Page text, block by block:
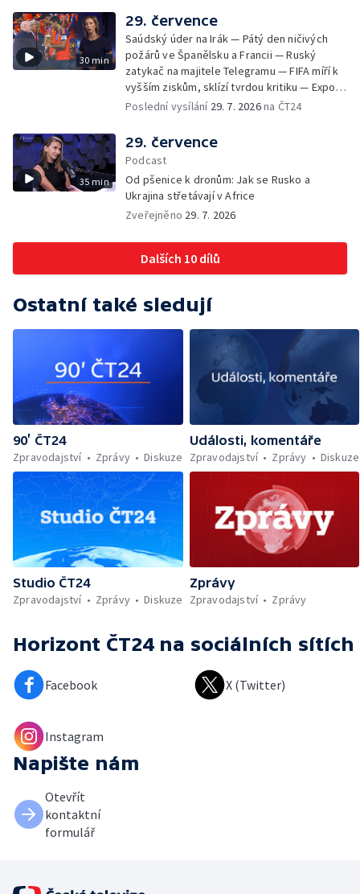
— Republikáni tvrdí, že Fauci pohrdá
Kongresem — Největší socha Panny Marie v
Evropě
30 min
29. července
Saúdský úder na Irák — Pátý den ničivých
požárů ve Španělsku a Francii — Ruský
zatykač na majitele Telegramu — FIFA míří k
vyšším ziskům, sklízí tvrdou kritiku — Export
ukrajinského obilí ohrožovaný Ruskem —
trochu jiná lanovka
Poslední vysílání 29. 7. 2026na ČT24
35 min
29. července
Podcast
Od pšenice k dronům: Jak se Rusko a
Ukrajina střetávají v Africe
Zveřejněno 29. 7. 2026
Dalších 10 dílů
Ostatní také sledují
90’ ČT24
Zpravodajství
Zprávy Diskuze
Události, komentáře
Zpravodajství
Zprávy Diskuze
Studio ČT24
Zpravodajství
Zprávy Diskuze
Zprávy
Zpravodajství
Zprávy
Horizont ČT24 na sociálních sítích
Facebook X (Twitter)
Instagram
Napište nám
Otevřít
kontaktní
formulář